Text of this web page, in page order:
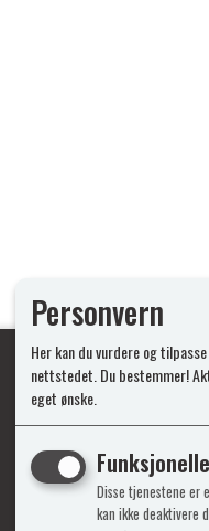
Info
Personvern
Her kan du vurdere og
nettstedet. Du bestemmer!
eget ønske.
Funksjonelle
Disse tjenestene er
kan ikke deaktivere